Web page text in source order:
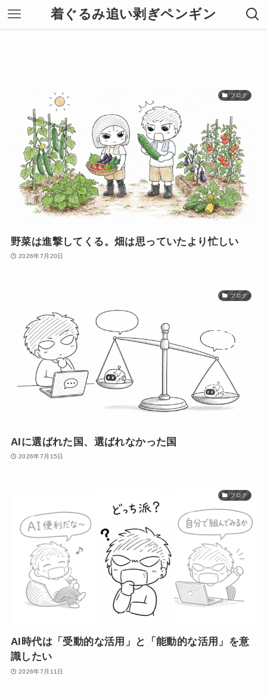
着ぐるみ追い剥ぎペンギン
ブログ
野菜は進撃してくる。畑は思っていたより忙しい
2026年7月20日
ブログ
AIに選ばれた国、選ばれなかった国
2026年7月15日
ブログ
AI時代は「受動的な活用」と「能動的な活用」を意
識したい
2026年7月11日